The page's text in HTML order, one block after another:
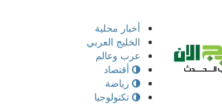
إذهب
المحتوى
أخبار محلية
الخليج العربي
عرب وعالم
أقتصاد
رياضة
تكنولوجيا